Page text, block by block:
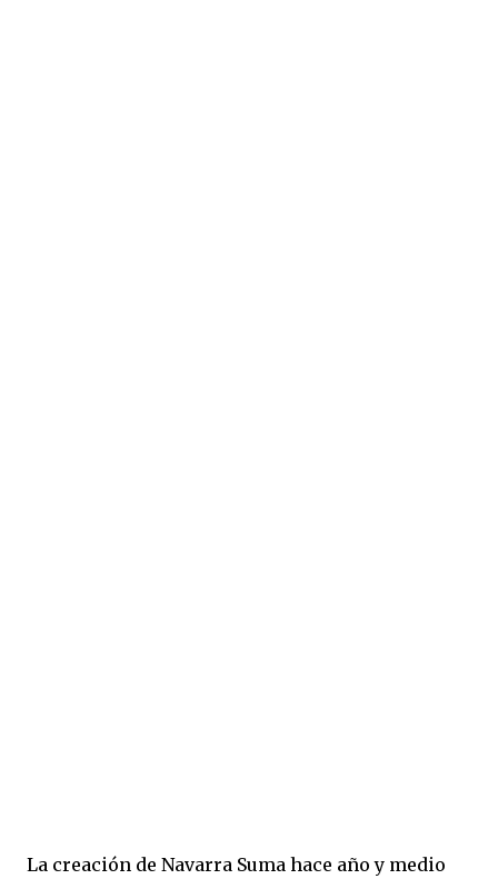
La creación de Navarra Suma hace año y medio